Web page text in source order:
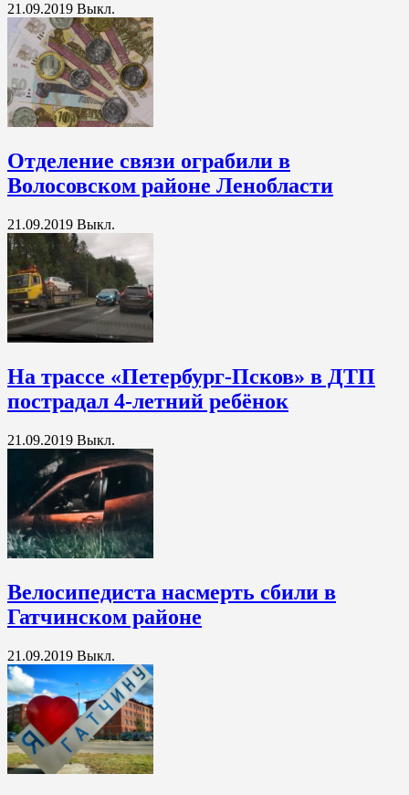
21.09.2019 Выкл.
Отделение связи ограбили в
Волосовском районе Ленобласти
21.09.2019 Выкл.
На трассе «Петербург-Псков» в ДТП
пострадал 4-летний ребёнок
21.09.2019 Выкл.
Велосипедиста насмерть сбили в
Гатчинском районе
21.09.2019 Выкл.